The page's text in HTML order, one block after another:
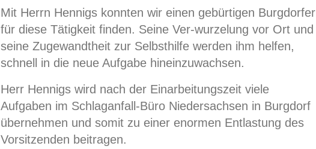
Mit Herrn Hennigs konnten wir einen gebürtigen Burgdorfer
für diese Tätigkeit finden. Seine Ver-wurzelung vor Ort und
seine Zugewandtheit zur Selbsthilfe werden ihm helfen,
schnell in die neue Aufgabe hineinzuwachsen.
Herr Hennigs wird nach der Einarbeitungszeit viele
Aufgaben im Schlaganfall-Büro Niedersachsen in Burgdorf
übernehmen und somit zu einer enormen Entlastung des
Vorsitzenden beitragen.